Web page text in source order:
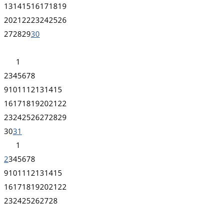
13141516171819
2021 2223242526
27282930
1
2345678
91011 12131415
161718192021 22
23242526272829
3031
1
2345678
91011 12131415
161718192021 22
232425262728